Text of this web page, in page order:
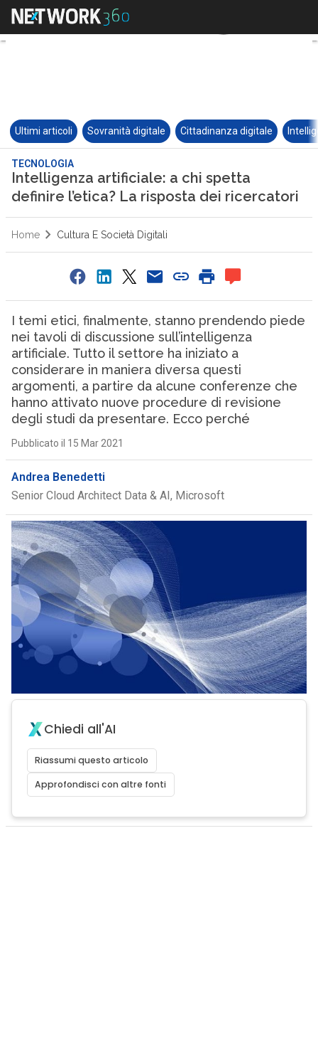
Ultimi articoli Sovranità digitale Cittadinanza digitale
TECNOLOGIA
Intelligenza artificiale: a chi spetta
definire l’etica? La risposta dei ricercatori
Home Cultura E Società Digitali
I temi etici, finalmente, stanno prendendo piede
nei tavoli di discussione sull’intelligenza
artificiale. Tutto il settore ha iniziato a
considerare in maniera diversa questi
argomenti, a partire da alcune conferenze che
hanno attivato nuove procedure di revisione
degli studi da presentare. Ecco perché
Pubblicato il 15 Mar 2021
Andrea Benedetti
Senior Cloud Architect Data & AI, Microsoft
Chiedi all'AI
Riassumi questo articolo
Approfondisci con altre fonti